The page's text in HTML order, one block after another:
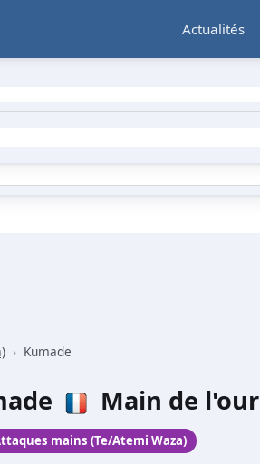
Actualités
› Kumade
Main de
mains (Te/Atemi Waza)